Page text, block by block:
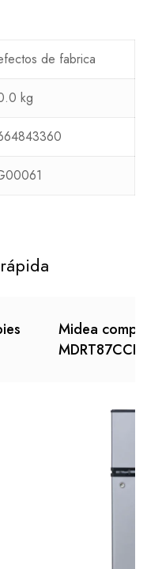
de fabrica
kg
Midea